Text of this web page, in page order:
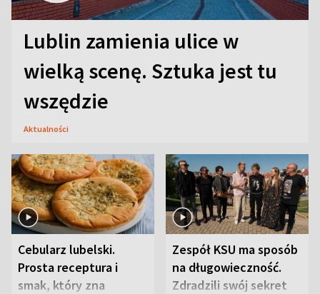
Lublin zamienia ulice w
wielką scenę. Sztuka jest tu
wszędzie
Aktualności
Cebularz lubelski.
Prosta receptura i
smak, który zna
Zespół KSU ma sposób
na długowieczność.
Zdradzili swój sekret